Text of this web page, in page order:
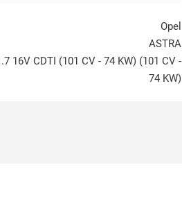
Opel
ASTRA
16V CDTI (101 CV - 74 KW) (101 CV -
74 KW)